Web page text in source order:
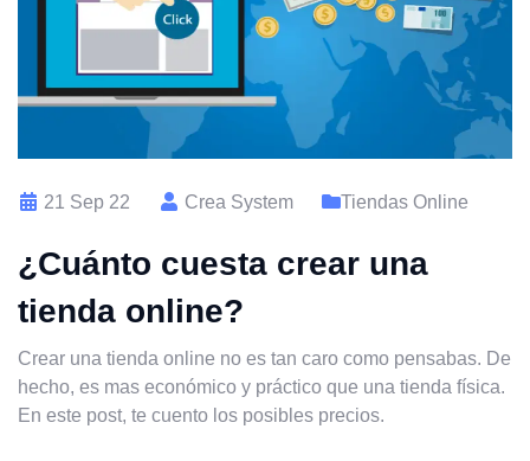
21 Sep 22 Crea System Tiendas Online
¿Cuánto cuesta crear una
tienda online?
Crear una tienda online no es tan caro como pensabas. De
hecho, es mas económico y práctico que una tienda física.
En este post, te cuento los posibles precios.